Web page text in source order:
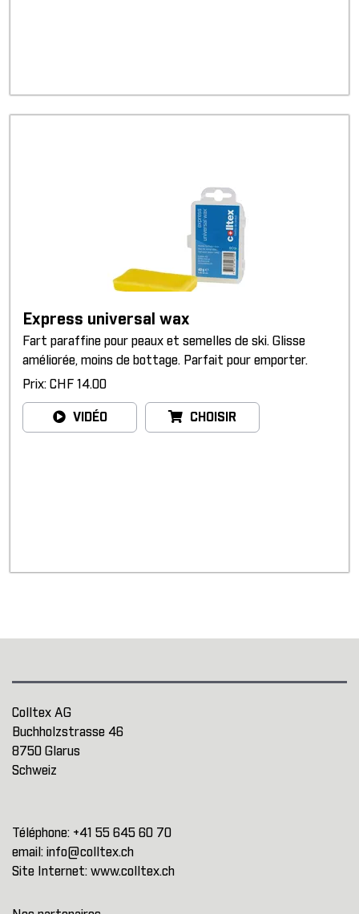
Express universal wax
Fart paraffine pour peaux et semelles de ski. Glisse
améliorée, moins de bottage. Parfait pour emporter.
Prix: CHF 14.00
VIDÉO CHOISIR
Colltex AG
Buchholzstrasse 46
8750 Glarus
Schweiz
Téléphone: +41 55 645 60 70
email: info@colltex.ch
Site Internet: www.colltex.ch